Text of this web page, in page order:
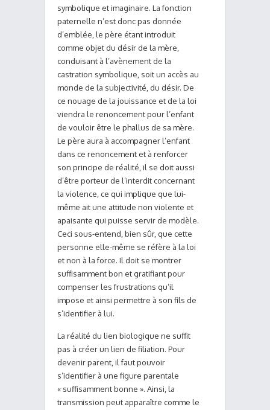
symbolique et imaginaire. La fonction
paternelle n’est donc pas donnée
d’emblée, le père étant introduit
comme objet du désir de la mère,
conduisant à l’avènement de la
castration symbolique, soit un accès au
monde de la subjectivité, du désir. De
ce nouage de la jouissance et de la loi
viendra le renoncement pour l’enfant
de vouloir être le phallus de sa mère.
Le père aura à accompagner l’enfant
dans ce renoncement et à renforcer
son principe de réalité, il se doit aussi
d’être porteur de l’interdit concernant
la violence, ce qui implique que lui-
même ait une attitude non violente et
apaisante qui puisse servir de modèle.
Ceci sous-entend, bien sûr, que cette
personne elle-même se réfère à la loi
et non à la force. Il doit se montrer
suffisamment bon et gratifiant pour
compenser les frustrations qu’il
impose et ainsi permettre à son fils de
s’identifier à lui.
La réalité du lien biologique ne suffit
pas à créer un lien de filiation. Pour
devenir parent, il faut pouvoir
s’identifier à une figure parentale
« suffisamment bonne ». Ainsi, la
transmission peut apparaître comme le